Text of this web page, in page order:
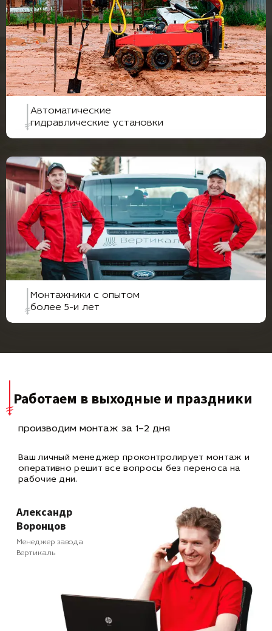
Автоматические
гидравлические установки
Монтажники с опытом
более 5-и лет
Работаем в выходные и праздники
производим монтаж за 1–2 дня
Ваш личный менеджер проконтролирует монтаж и
оперативнорешит все вопросы без переноса на
рабочие дни.
Александр
Воронцов
Менеджер завода
Вертикаль